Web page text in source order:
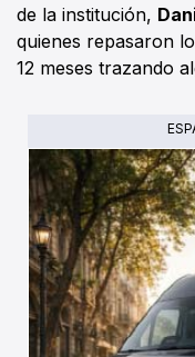
de la institución,
quienes repasaron
12 meses trazando